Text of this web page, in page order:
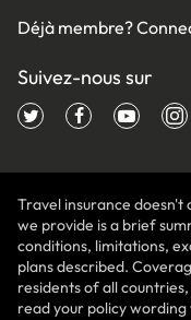
Déjà membre?
Suivez-nous sur
Travel insurance
we provide is a brief
conditions, limitations,
plans described.
residents of all
read your policy